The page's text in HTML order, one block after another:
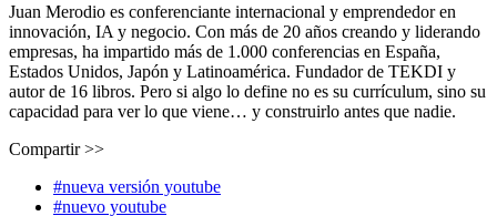
Juan Merodio es conferenciante internacional y emprendedor en
innovación, IA y negocio. Con más de 20 años creando y liderando
empresas, ha impartido más de 1.000 conferencias en España,
Estados Unidos, Japón y Latinoamérica. Fundador de TEKDI y
autor de 16 libros. Pero si algo lo define no es su currículum, sino su
capacidad para ver lo que viene… y construirlo antes que nadie.
Compartir >>
#nueva versión youtube
#nuevo youtube